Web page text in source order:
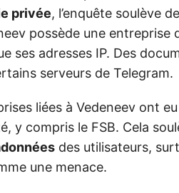
privée, l’enquête soulève
possède une entreprise
ses adresses IP. Des
serveurs de Telegram.
liées à Vedeneev ont
y compris le FSB. Cela
des utilisateurs,
une menace.